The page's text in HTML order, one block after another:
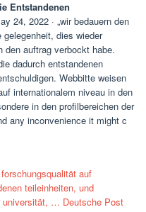
Entstandenen
24, 2022 · „wir bedauern den
dies wieder
den auftrag verbockt habe.
dadurch entstandenen
Webbitte weisen
internationalem niveau in den
in den profilbereichen der
any inconvenience it might c